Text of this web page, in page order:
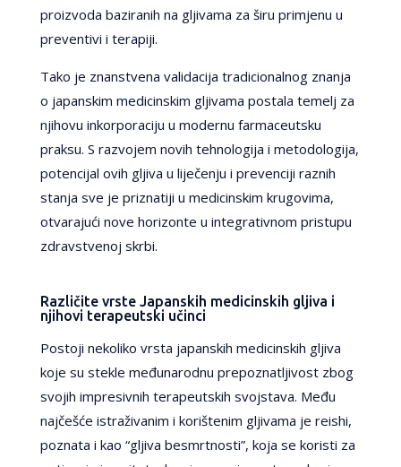
proizvoda baziranih na gljivama za širu primjenu u
preventivi i terapiji.
Tako je znanstvena validacija tradicionalnog znanja
o japanskim medicinskim gljivama postala temelj za
njihovu inkorporaciju u modernu farmaceutsku
praksu. S razvojem novih tehnologija i metodologija,
potencijal ovih gljiva u liječenju i prevenciji raznih
stanja sve je priznatiji u medicinskim krugovima,
otvarajući nove horizonte u integrativnom pristupu
zdravstvenoj skrbi.
Različite vrste Japanskih medicinskih gljiva i
njihovi terapeutski učinci
Postoji nekoliko vrsta japanskih medicinskih gljiva
koje su stekle međunarodnu prepoznatljivost zbog
svojih impresivnih terapeutskih svojstava. Među
najčešće istraživanim i korištenim gljivama je reishi,
poznata i kao “gljiva besmrtnosti”, koja se koristi za